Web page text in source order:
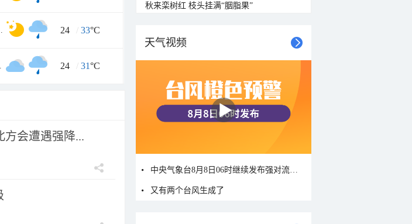
区 24 / 33°C
区 24 / 31°C
方会遭遇强降...
秋来栾树红 枝头挂满“胭脂果”
天气视频
中央气象台8月8日06时继续发布强对流天气蓝色预警
又有两个台风生成了